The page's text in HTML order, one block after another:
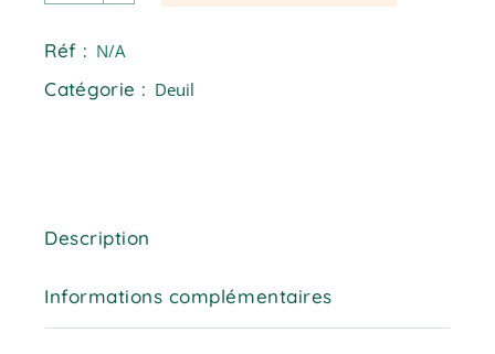
Réf : N/A
Catégorie : Deuil
Description
Informations complémentaires